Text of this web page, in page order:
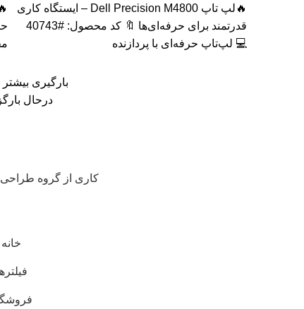
🔥لپ تاپ Dell Precision M4800 – ایستگاه کاری
قدرتمند برای حرفه‌ای‌ها 🔖 کد محصول: #40743
💻 لپ‌تاپ حرفه‌ای با پردازنده
بارگیری
درحال
کاری از گروه
خانه